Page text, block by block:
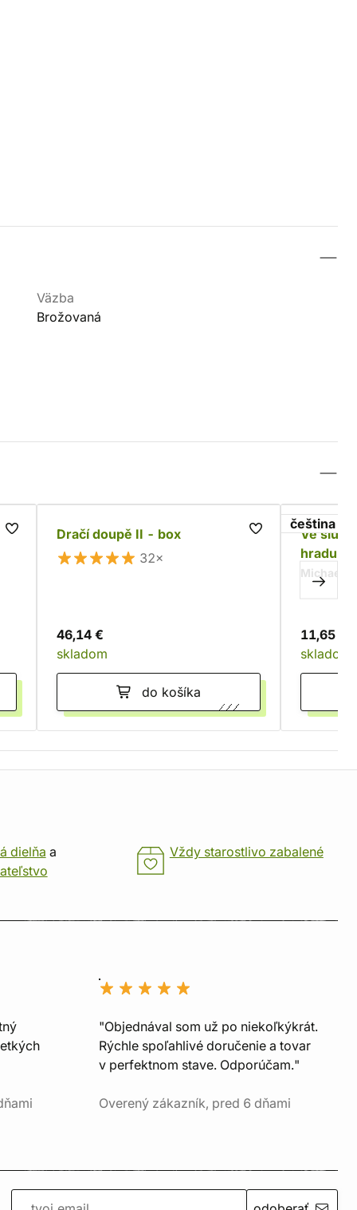
Väzba
Brožovaná
Dračí doupě II - box
32×
46,14 €
skladom
do košíka
čeština
Ve
hradu
Michael
11,65 €
skladom
dielňa a
Vždy starostlivo zabalené
"Objednával som už po niekoľkýkrát.
Rýchle spoľahlivé doručenie a tovar
v perfektnom stave. Odporúčam."
Overený zákazník, pred 6 dňami